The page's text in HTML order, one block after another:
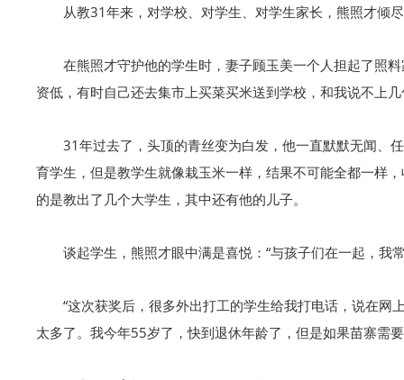
从教31年来，对学校、对学生、对学生家长，熊照才倾
在熊照才守护他的学生时，妻子顾玉美一个人担起了照
资低，有时自己还去集市上买菜买米送到学校，和我说不上
31年过去了，头顶的青丝变为白发，他一直默默无闻、
育学生，但是教学生就像栽玉米一样，结果不可能全都一样
的是教出了几个大学生，其中还有他的儿子。
谈起学生，熊照才眼中满是喜悦：“与孩子们在一起，
“这次获奖后，很多外出打工的学生给我打电话，说在
太多了。我今年55岁了，快到退休年龄了，但是如果苗寨需